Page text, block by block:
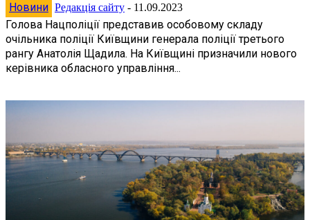
Новини Редакція сайту - 11.09.2023
Голова Нацполіції представив особовому складу
очільника поліції Київщини генерала поліції третього
рангу Анатолія Щадила. На Київщині призначили нового
керівника обласного управління...